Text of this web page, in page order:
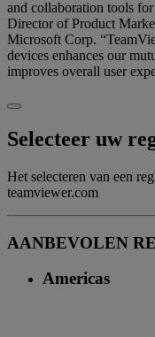
and collaboration tools
Director of Product
Microsoft Corp.
devices enhances our
improves overall user
Selecteer uw
Het selecteren van een
teamviewer.com
AANBEVOLEN
Americas